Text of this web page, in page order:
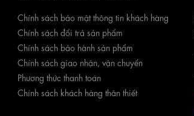
Chính sách bảo mật thông tin khách hàng
Chính sách đổi trả sản phẩm
Chính sách bảo hành sản phẩm
Chính sách giao nhận, vận chuyển
Phương thức thanh toán
Chính sách khách hàng thân thiết